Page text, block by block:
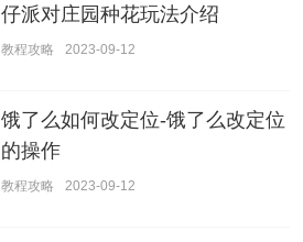
仔派对庄园种花玩法介绍
教程攻略 2023-09-12
饿了么如何改定位-饿了么改定位
的操作
教程攻略 2023-09-12